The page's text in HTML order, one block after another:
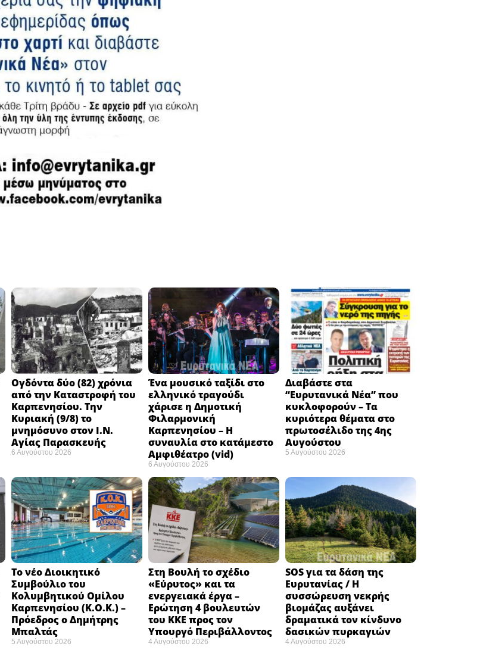
Ογδόντα δύο (82) χρόνια
από την Καταστροφή του
Καρπενησίου. Την
Κυριακή (9/8) το
μνημόσυνο στον Ι.Ν.
Αγίας Παρασκευής
6 Αυγούστου 2026
Ένα μουσικό ταξίδι στο
ελληνικό τραγούδι
χάρισε η Δημοτική
Φιλαρμονική
Καρπενησίου – Η
συναυλία στο κατάμεστο
Αμφιθέατρο (vid)
6 Αυγούστου 2026
Διαβάστε στα
“Ευρυτανικά Νέα” που
κυκλοφορούν – Τα
κυριότερα θέματα στο
πρωτοσέλιδο της 4ης
Αυγούστου
5 Αυγούστου 2026
Το νέο Διοικητικό
Συμβούλιο του
Κολυμβητικού Ομίλου
Καρπενησίου (Κ.Ο.Κ.) –
Πρόεδρος ο Δημήτρης
Μπαλτάς
5 Αυγούστου 2026
Στη Βουλή το σχέδιο
«Εύρυτος» και τα
ενεργειακά έργα –
Ερώτηση 4 βουλευτών
του ΚΚΕ προς τον
Υπουργό Περιβάλλοντος
4 Αυγούστου 2026
SOS για τα δάση της
Ευρυτανίας / Η
συσσώρευση νεκρής
βιομάζας αυξάνει
δραματικά τον κίνδυνο
δασικών πυρκαγιών
4 Αυγούστου 2026